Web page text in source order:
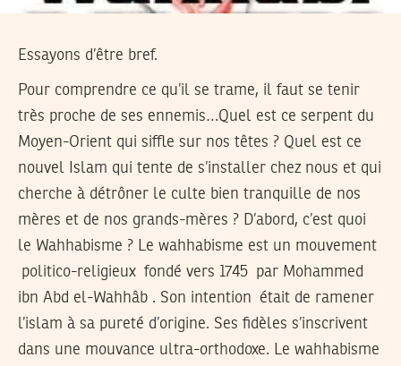
Essayons d’être bref.
Pour comprendre ce qu’il se trame, il faut se tenir
très proche de ses ennemis…Quel est ce serpent du
Moyen-Orient qui siffle sur nos têtes ? Quel est ce
nouvel Islam qui tente de s’installer chez nous et qui
cherche à détrôner le culte bien tranquille de nos
mères et de nos grands-mères ? D’abord, c’est quoi
le Wahhabisme ? Le wahhabisme est un mouvement
politico-religieux fondé vers 1745 par Mohammed
ibn Abd el-Wahhâb . Son intention était de ramener
l’islam à sa pureté d’origine. Ses fidèles s’inscrivent
dans une mouvance ultra-orthodoxe. Le wahhabisme